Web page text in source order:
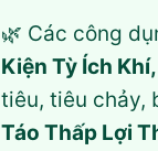
🌿 Các công
Kiện Tỳ Ích
tiêu, tiêu chảy,
Táo Thấp Lợi